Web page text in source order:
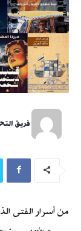
فريق
من أسرار الفتى